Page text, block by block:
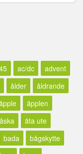
ac/dc
advent
ålder
åldrande
äpplen
åska
äta ute
bada
bågskytte